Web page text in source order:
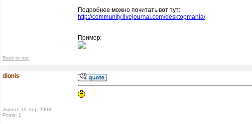
Подробнее можно почитать вот тут:
http://community.livejournal.com/desktopmania/
Пример:
Back to top
dionis
Joined: 19 Sep 2008
Posts: 1